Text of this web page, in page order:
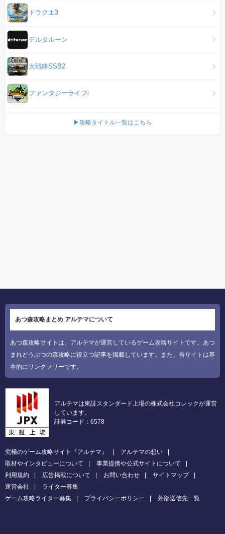
ドラクエ3
デルタルーン
大戦略SSB2
ファンタジーライフi
▶攻略タイトル一覧はこちら
あつ森攻略まとめ アルテマについて
あつ森攻略サイトは、アルテマが運営しているゲーム攻略サイトです。あつ
まれどうぶつの森攻略に役立つ記事を掲載しています。また、当サイトは基
本的にリンクフリーです。
アルテマは東証スタンダード上場の株式会社コレックが運営
しています。
証券コード：6578
究極のゲーム攻略サイト『アルテマ』
アルテマの想い
取材やインタビューについて
事業提携や公式サイトについて
利用規約
広告掲載について お問い合わせ
サイトマップ
運営会社
ライター募集
ゲーム攻略ライター募集
プライバシーポリシー 外部送信先一覧